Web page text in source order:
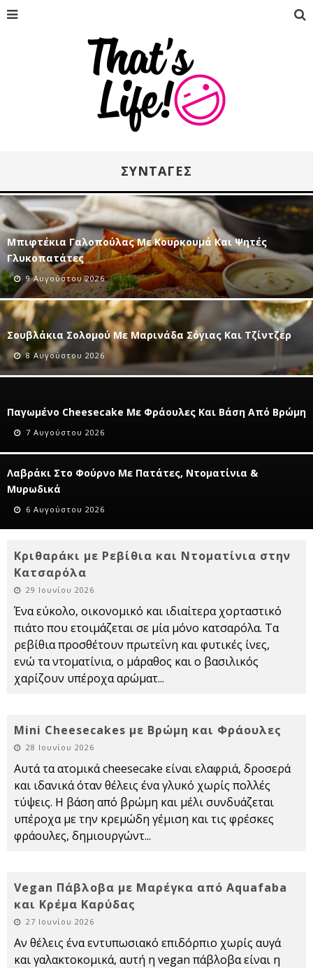
ΣΥΝΤΑΓΈΣ
Μπιφτέκια Γαλοπούλας Με Κουρκουμά Και Ψητές
Γλυκοπατάτες
9 Αυγούστου 2026
Σουβλάκια Σολομού Με Μαρινάδα Σόγιας Και Τζίντζερ
8 Αυγούστου 2026
Παγωμένο Cheesecake Με Φράουλες Και Βάση Από Βρώμη
7 Αυγούστου 2026
Λαβράκι Στο Φούρνο Με Πατάτες, Ντοματίνια &
Μυρωδικά
6 Αυγούστου 2026
Κριθαράκι με Ρεβίθια και Ντοματίνια στην
Κατσαρόλα
29 Ιουνίου 2026
Ένα εύκολο, οικονομικό και ιδιαίτερα χορταστικό
πιάτο που ετοιμάζεται σε μία μόνο κατσαρόλα. Τα
ρεβίθια προσθέτουν πρωτεΐνη και φυτικές ίνες,
ενώ τα ντοματίνια, ο μάραθος και ο βασιλικός
χαρίζουν υπέροχα αρώματ...
Mini Cheesecakes με Βρώμη και Φράουλες
28 Ιουνίου 2026
Αυτά τα ατομικά cheesecake είναι ελαφριά, δροσερά
και ιδανικά όταν θέλεις ένα γλυκό χωρίς πολλές
τύψεις. Η βάση από βρώμη και μέλι συνδυάζεται
υπέροχα με την κρεμώδη γέμιση και τις φρέσκες
φράουλες, δημιουργώντ...
Vegan Πάβλοβα με Μαρέγκα από Aquafaba
και Κρέμα Καρύδας
27 Ιουνίου 2026
Αν θέλεις ένα εντυπωσιακό επιδόρπιο χωρίς αυγά
και γαλακτοκομικά, αυτή η vegan πάβλοβα είναι η